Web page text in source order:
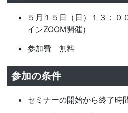
５月１５日（日）１３：０
インZOOM開催）
参加費 無料
参加の条件
セミナーの開始から終了時